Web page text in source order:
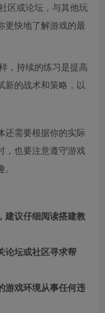
区或论坛，与其他玩
更快地了解游戏的最
，持续的练习是提高
新的战术和策略，以
还需要根据你的实际
，也要注意遵守游戏
建议仔细阅读搭建教
论坛或社区寻求帮
游戏环境从事任何违